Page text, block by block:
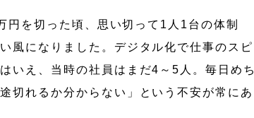
を切った頃、思い切って1人1台の体制
風になりました。デジタル化で仕事のスピ
いえ、当時の社員はまだ4～5人。毎日めち
切れるか分からない」という不安が常にあ